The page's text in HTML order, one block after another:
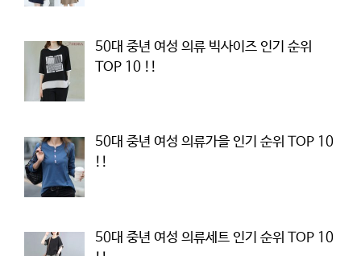
50대 중년 여성 의류 빅사이즈 인기 순위
TOP 10 !!
50대 중년 여성 의류가을 인기 순위 TOP 10
!!
50대 중년 여성 의류세트 인기 순위 TOP 10